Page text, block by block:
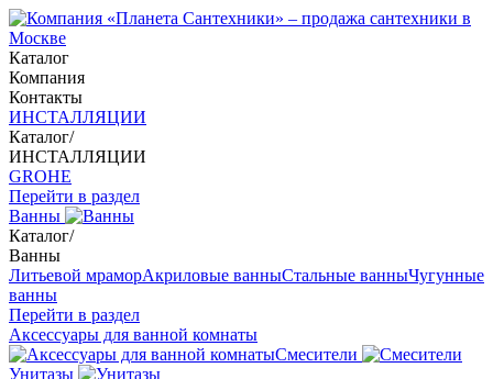
Каталог
Компания
Контакты
ИНСТАЛЛЯЦИИ
Каталог/
ИНСТАЛЛЯЦИИ
GROHE
Перейти в раздел
Ванны
Каталог/
Ванны
Литьевой мраморАкриловые ванныСтальные ванныЧугунные
ванны
Перейти в раздел
Аксессуары для ванной комнаты
Смесители
Унитазы